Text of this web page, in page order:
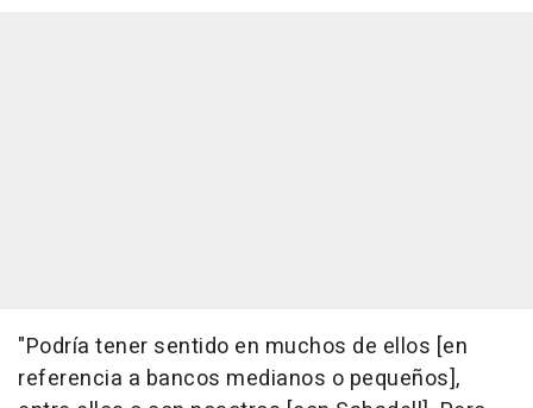
"Podría tener sentido en muchos de ellos [en
referencia a bancos medianos o pequeños],